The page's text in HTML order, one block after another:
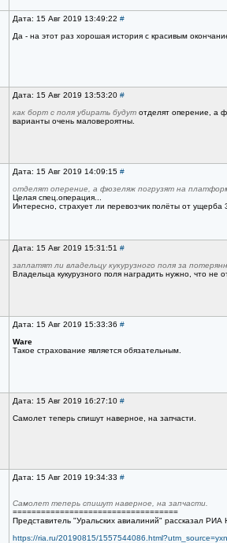
Дата: 15 Авг 2019 13:49:22 #
Да - на этот раз хорошая история с красивым
Дата: 15 Авг 2019 13:53:20 #
как борт с поля убирать будут отделят оперение, а
варианты очень маловероятны.
Дата: 15 Авг 2019 14:09:15 #
отделят оперение, а фюзеляж погрузят на
Целая спец.операция...
Интересно, страхует ли перевозчик полёты от
Дата: 15 Авг 2019 15:31:51 #
заплатят ли владельцу кукурузного поля за
Владельца кукурузного поля наградить нужно, что не
Дата: 15 Авг 2019 15:33:36 #
Ware
Такое страхование является обязательным.
Дата: 15 Авг 2019 16:27:10 #
Самолет теперь спишут наверное, на запчасти.
Дата: 15 Авг 2019 19:34:33 #
Самолет теперь спишут наверное, на запчасти.
===================================
Представитель "Уральских авиалиний" рассказал
https://ria.ru/20190815/